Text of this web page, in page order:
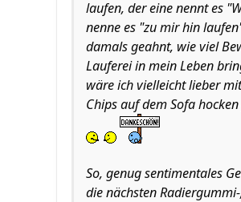
laufen, der eine nennt es
nenne es "zu mir hin
damals geahnt, wie viel
Lauferei in mein Leben
wäre ich vielleicht lieber
Chips auf dem Sofa
So, genug sentimentales
die nächsten